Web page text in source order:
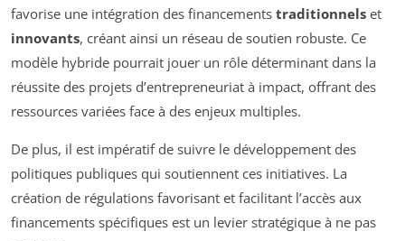
favorise une intégration des financements traditionnels et
innovants, créant ainsi un réseau de soutien robuste. Ce
modèle hybride pourrait jouer un rôle déterminant dans la
réussite des projets d’entrepreneuriat à impact, offrant des
ressources variées face à des enjeux multiples.
De plus, il est impératif de suivre le développement des
politiques publiques qui soutiennent ces initiatives. La
création de régulations favorisant et facilitant l’accès aux
financements spécifiques est un levier stratégique à ne pas